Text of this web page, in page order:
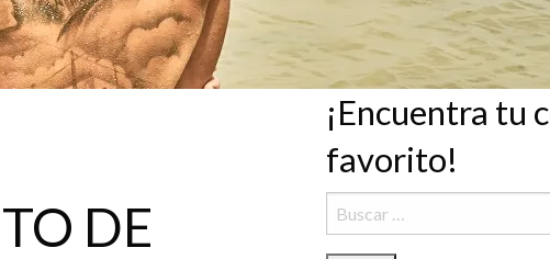
DE
¡Encuentra tu
favorito!
Buscar: